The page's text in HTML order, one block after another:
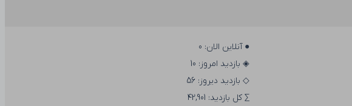
● آنلاین الان: 0
◈ بازدید امروز: 10
◇ بازدید دیروز: 56
∑ کل بازدید: 42,901